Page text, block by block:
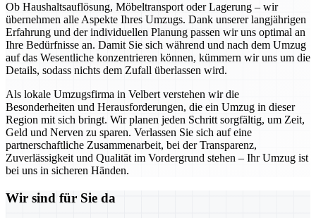
Ob Haushaltsauflösung, Möbeltransport oder Lagerung – wir
übernehmen alle Aspekte Ihres Umzugs. Dank unserer langjährigen
Erfahrung und der individuellen Planung passen wir uns optimal an
Ihre Bedürfnisse an. Damit Sie sich während und nach dem Umzug
auf das Wesentliche konzentrieren können, kümmern wir uns um die
Details, sodass nichts dem Zufall überlassen wird.
Als lokale Umzugsfirma in Velbert verstehen wir die
Besonderheiten und Herausforderungen, die ein Umzug in dieser
Region mit sich bringt. Wir planen jeden Schritt sorgfältig, um Zeit,
Geld und Nerven zu sparen. Verlassen Sie sich auf eine
partnerschaftliche Zusammenarbeit, bei der Transparenz,
Zuverlässigkeit und Qualität im Vordergrund stehen – Ihr Umzug ist
bei uns in sicheren Händen.
Wir sind für Sie da